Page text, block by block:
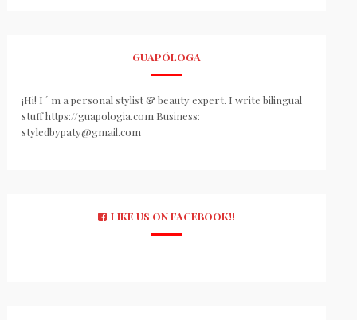
GUAPÓLOGA
¡Hi! I ´ m a personal stylist & beauty expert. I write bilingual
stuff https://guapologia.com Business:
styledbypaty@gmail.com
LIKE US ON FACEBOOK!!